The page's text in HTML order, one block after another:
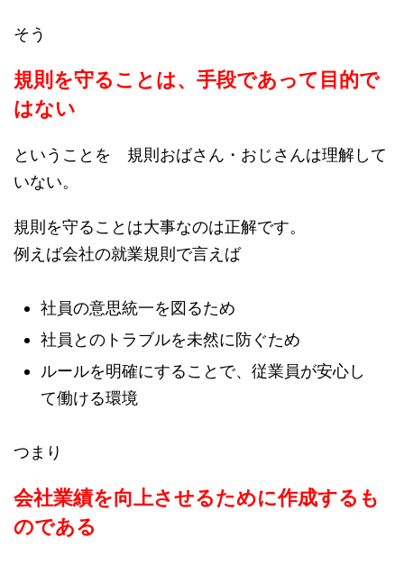
そう
規則を守ることは、手段であって目的で
はない
ということを 規則おばさん・おじさんは理解して
いない。
規則を守ることは大事なのは正解です。
例えば会社の就業規則で言えば
社員の意思統一を図るため
社員とのトラブルを未然に防ぐため
ルールを明確にすることで、従業員が安心し
て働ける環境
つまり
会社業績を向上させるために作成するも
のである